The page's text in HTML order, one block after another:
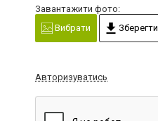
Завантажити фото:
Вибрати
Зберегти
Авторизуватись